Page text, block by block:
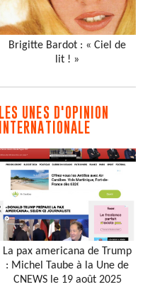
Brigitte Bardot : « Ciel de
lit ! »
LES UNES D'OPINION
INTERNATIONALE
La pax americana de Trump
: Michel Taube à la Une de
CNEWS le 19 août 2025